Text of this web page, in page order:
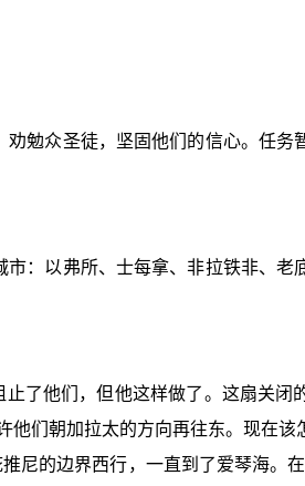
勉众圣徒，坚固他们的信心。任务
：以弗所、士每拿、非拉铁非、老
止了他们，但他这样做了。这扇关闭
们朝加拉太的方向再往东。现在该
尼的边界西行，一直到了爱琴海。